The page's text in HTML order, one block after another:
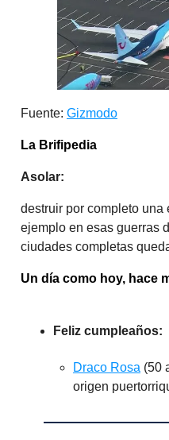
Fuente: Gizmodo
La Brifipedia
Asolar:
destruir por completo una
ejemplo en esas guerras
ciudades completas
Un día como hoy, hace
Feliz cumpleaños:
Draco Rosa (50
origen